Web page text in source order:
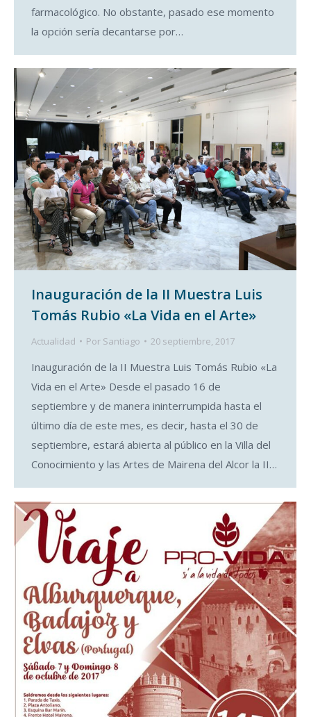
farmacológico. No obstante, pasado ese momento
la opción sería decantarse por…
Inauguración de la II Muestra Luis
Tomás Rubio «La Vida en el Arte»
Actualidad Por Santiago 20 septiembre, 2017
Inauguración de la II Muestra Luis Tomás Rubio «La
Vida en el Arte» Desde el pasado 16 de
septiembre y de manera ininterrumpida hasta el
último día de este mes, es decir, hasta el 30 de
septiembre, estará abierta al público en la Villa del
Conocimiento y las Artes de Mairena del Alcor la II…